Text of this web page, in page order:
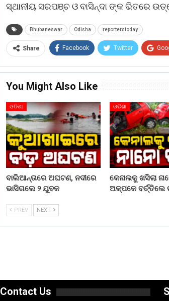
ସ୍ଥାନୀୟ ସରପଞ୍ଚ ଓ ବାସିନ୍ଦା ଙ୍କ ଭିତରେ
Bhubaneswar Odisha reporterstoday
Share Facebook Twitter
You Might Also Like
ଓଡିଶା
ବାଲିଆନ୍ତାରେ ଅଘଟଣ, ନଦୀରେ
ଭାସିଗଲେ ୨ ଯୁବକ
ଓଡିଶା
କେନାଲକୁ ଖସିଲା
ଅଳ୍ପକେ ବର୍ତ୍ତିଲେ
PREV NEXT
Contact Us